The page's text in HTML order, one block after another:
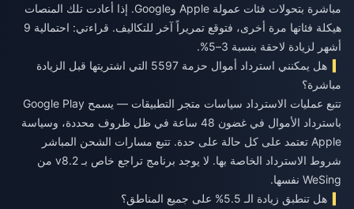
مباشرة بتحولات فئات عمولة Apple وGoogle. إذا أعادت تلك المنصات
هيكلة فئاتها مرة أخرى، فتوقع تمريراً آخر للتكاليف. قراءتي: احتمالية 9
أشهر لزيادة لاحقة بنسبة 3–5%.
هل يمكنني استرداد أموال حزمة 5597 التي اشتريتها قبل الزيادة
مباشرة؟
تتبع عمليات الاسترداد سياسات متجر التطبيقات — يسمح Google Play
باسترداد الأموال في غضون 48 ساعة في ظل ظروف محددة، وسياسة
Apple تعتمد على كل حالة على حدة. تتبع مسارات الشحن المباشر
شروط الاسترداد الخاصة بها. لا يوجد برنامج تراجع خاص بـ v8.2 من
WeSing نفسها.
هل تنطبق زيادة الـ 5.5% على جميع المناطق؟